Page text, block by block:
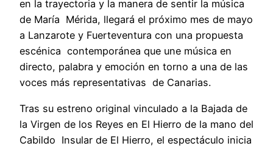
en la trayectoria y la manera de sentir la música
de María Mérida, llegará el próximo mes de mayo
a Lanzarote y Fuerteventura con una propuesta
escénica contemporánea que une música en
directo, palabra y emoción en torno a una de las
voces más representativas de Canarias.
Tras su estreno original vinculado a la Bajada de
la Virgen de los Reyes en El Hierro de la mano del
Cabildo Insular de El Hierro, el espectáculo inicia